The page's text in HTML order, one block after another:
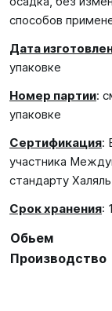
способов
Дата
упаковке
Номер партии:
упаковке
Сертификация:
участника
стандарту
Срок хранения:
Обьем
Производство